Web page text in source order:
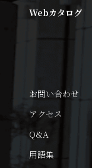
Webカタログ
お問い合わせ
アクセス
Q&A
用語集